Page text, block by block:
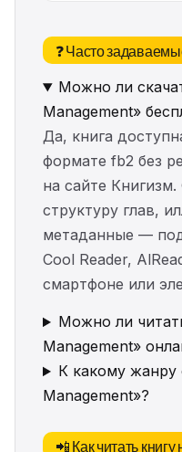
❓ Часто
Можно ли
Management»
Да, книга
формате fb2 без
на сайте
структуру глав,
метаданные —
Cool Reader,
смартфоне или
Можно ли
Management»
К какому жанру
Management»?
📲 Как читать